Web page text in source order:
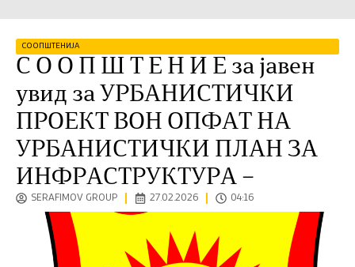
СООПШТЕНИЈА
С О О П Ш Т Е Н И Е за јавен
увид за УРБАНИСТИЧКИ
ПРОЕКТ ВОН ОПФАТ НА
УРБАНИСТИЧКИ ПЛАН ЗА
ИНФРАСТРУКТУРА –
SERAFIMOV GROUP 27.02.2026 04:16